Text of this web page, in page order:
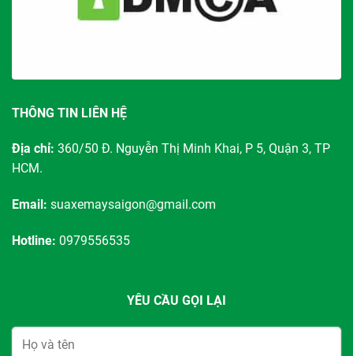
THÔNG TIN LIÊN HỆ
Địa chỉ: 360/50 Đ. Nguyễn Thị Minh Khai, P 5, Quận 3, TP
HCM.
Email: suaxemaysaigon@gmail.com
Hotline: 0979556535
YÊU CẦU GỌI LẠI